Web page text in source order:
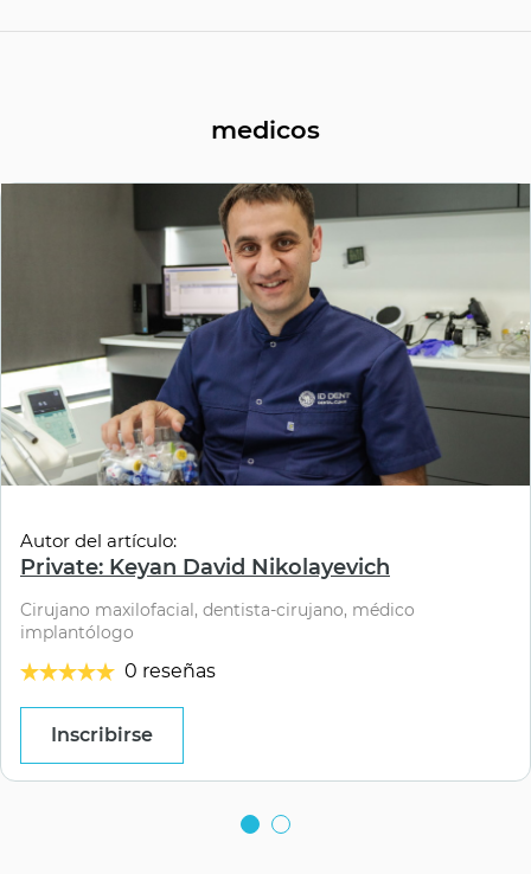
medicos
Autor del artículo:
Private: Keyan David Nikolayevich
Cirujano maxilofacial, dentista-cirujano, médico
implantólogo
0 reseñas
Inscribirse